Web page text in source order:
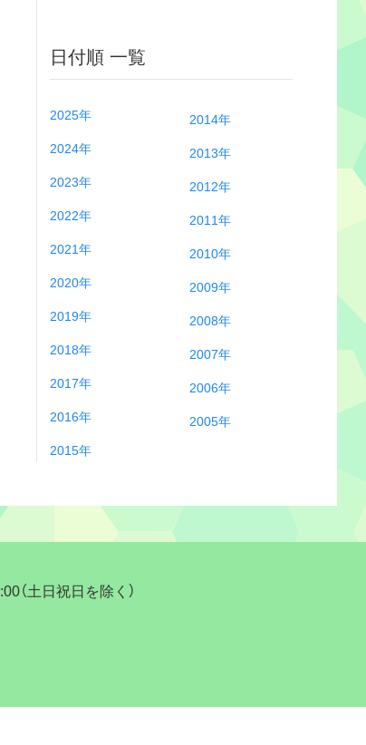
日付順 一覧
2025年
2024年
2023年
2022年
2021年
2020年
2019年
2018年
2017年
2016年
2015年
2014年
2013年
2012年
2011年
2010年
2009年
2008年
2007年
2006年
2005年
（土日祝日を除く）